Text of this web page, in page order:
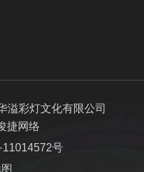
溢彩灯文化有限公司
捷网络
号